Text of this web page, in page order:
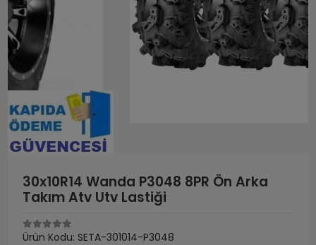
30x10R14 Wanda P3048 8PR Ön Arka
Takım Atv Utv Lastiği
Ürün Kodu: SETA-301014-P3048